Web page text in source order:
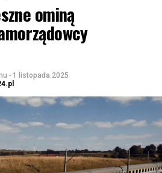
ominą
- 1 listopada 2025